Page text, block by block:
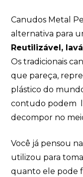
Canudos Metal
alternativa para
Reutilizável,
Os tradicionais
que pareça,
plástico do
contudo podem
decompor no
Você já pensou
utilizou para
quanto ele pode